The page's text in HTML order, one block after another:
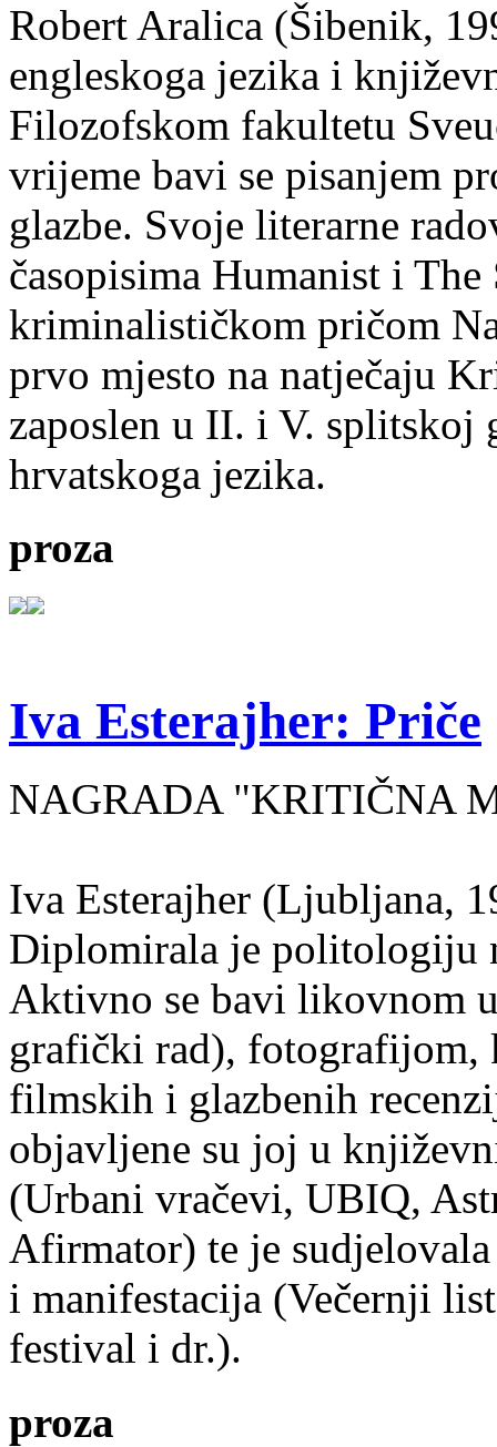
Robert Aralica (Šibenik,
engleskoga jezika i
Filozofskom fakultetu
vrijeme bavi se pisanjem
glazbe. Svoje literarne
časopisima Humanist i
kriminalističkom pričom
prvo mjesto na natječaju
zaposlen u II. i V. splitskoj
hrvatskoga jezika.
proza
Iva Esterajher: Priče
NAGRADA "KRITIČNA
Iva Esterajher (Ljubljana,
Diplomirala je politologiju
Aktivno se bavi likovnom
grafički rad), fotografijom,
filmskih i glazbenih
objavljene su joj u
(Urbani vračevi, UBIQ,
Afirmator) te je
i manifestacija (Večernji
festival i dr.).
proza